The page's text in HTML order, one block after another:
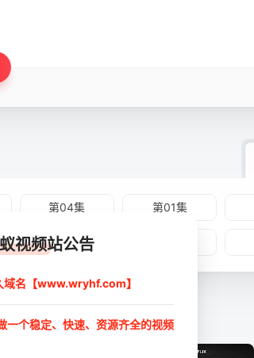
第04集 第01集
第10集
视频站公告
域名【www.wryhf.com】
个稳定、快速、资源齐全的视频